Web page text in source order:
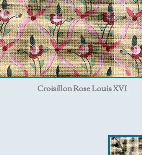
Croisillon Rose Louis XVI